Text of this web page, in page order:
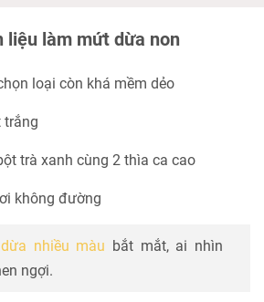
liệu làm mứt dừa non
loại còn khá mềm dẻo
trắng
trà xanh cùng 2 thìa ca cao
không đường
nhiều màu bắt mắt, ai nhìn
ngợi.